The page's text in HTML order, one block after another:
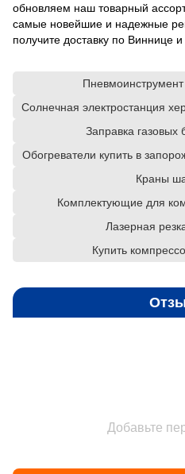
обновляем наш товарный
самые новейшие и надежные
получите доставку по Виннице
Пневмоинструмент
Солнечная электростанция
Заправка газовых
Обогреватели купить в
Краны
Комплектующие для
Лазерная
Купить
Добавьте